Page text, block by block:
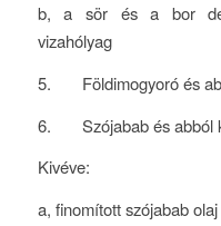
b, a sör és a bor
vizahólyag
5. Földimogyoró és
6. Szójabab és abból
Kivéve:
a, finomított szójabab